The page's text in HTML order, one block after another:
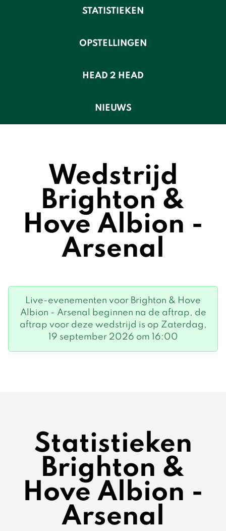
STATISTIEKEN
OPSTELLINGEN
HEAD 2 HEAD
NIEUWS
Wedstrijd
Brighton &
Hove Albion -
Arsenal
Live-evenementen voor Brighton & Hove
Albion - Arsenal beginnen na de aftrap, de
aftrap voor deze wedstrijd is op Zaterdag,
19 september 2026 om 16:00
Statistieken
Brighton &
Hove Albion -
Arsenal